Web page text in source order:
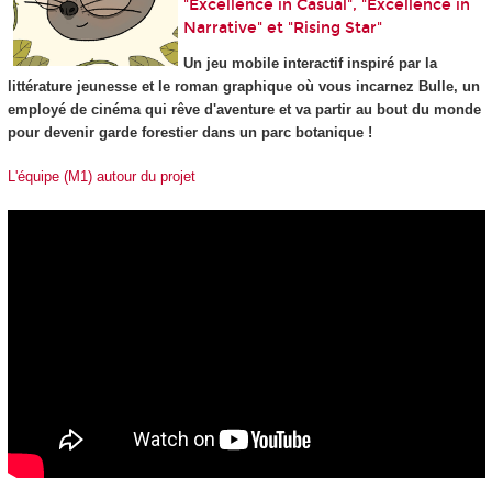
"Excellence in Casual", "Excellence in
Narrative" et "Rising Star"
Un jeu mobile interactif inspiré par la
littérature jeunesse et le roman graphique où vous incarnez Bulle, un
employé de cinéma qui rêve d'aventure et va partir au bout du monde
pour devenir garde forestier dans un parc botanique !
L'équipe (M1) autour du projet